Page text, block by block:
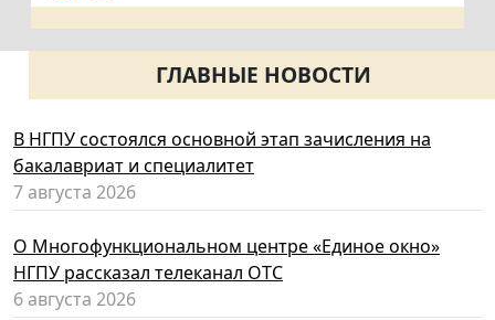
ГЛАВНЫЕ НОВОСТИ
В НГПУ состоялся основной этап зачисления на
бакалавриат и специалитет
7 августа 2026
О Многофункциональном центре «Единое окно»
НГПУ рассказал телеканал ОТС
6 августа 2026